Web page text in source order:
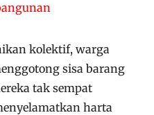
kolektif, warga
sisa barang
tak sempat
harta